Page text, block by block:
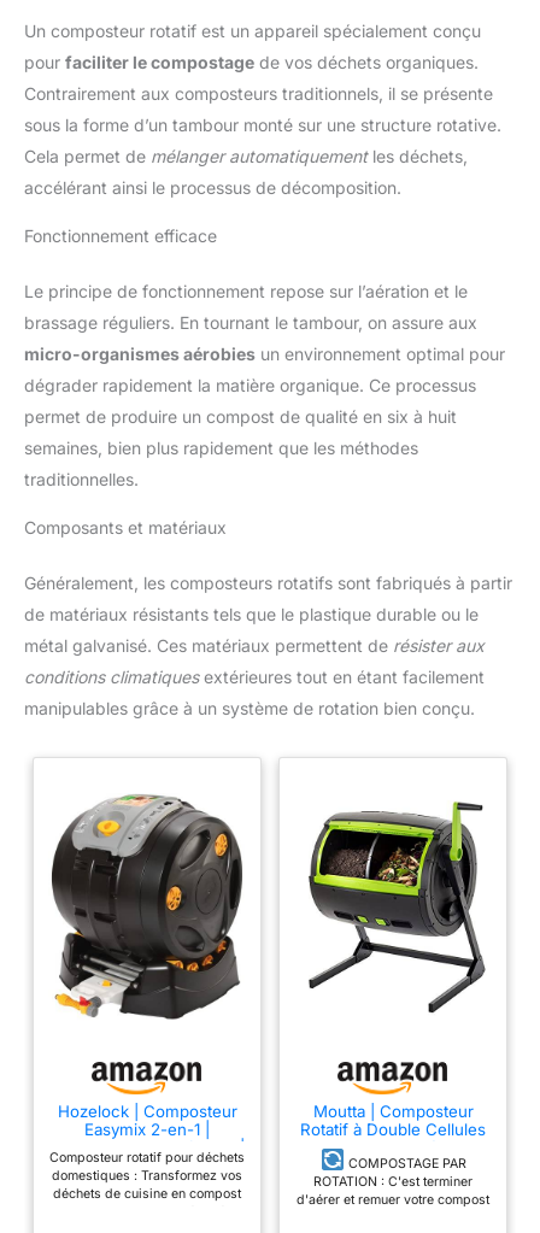
Un composteur rotatif est un appareil spécialement conçu
pour faciliter le compostage de vos déchets organiques.
Contrairement aux composteurs traditionnels, il se présente
sous la forme d’un tambour monté sur une structure rotative.
Cela permet de mélanger automatiquementles déchets,
accélérant ainsi le processus de décomposition.
Fonctionnement efficace
Le principe de fonctionnement repose sur l’aération et le
brassage réguliers. En tournant le tambour, on assure aux
micro-organismes aérobies un environnement optimal pour
dégrader rapidement la matière organique. Ce processus
permet de produire un compost de qualité en six à huit
semaines, bien plus rapidement que les méthodes
traditionnelles.
Composants et matériaux
Généralement, les composteurs rotatifs sont fabriqués à partir
de matériaux résistants tels que le plastique durable ou le
métal galvanisé. Ces matériaux permettent de résister aux
conditions climatiquesextérieures tout en étant facilement
manipulables grâce à un système de rotation bien conçu.
Hozelock | Composteur
Easymix 2-en-1 |
Composteur rotatif 100 L |
Mélange 3× plus vite
qu’un composteur
classique (8 semaines) |
Composteur rotatif pour déchets
domestiques : Transformez vos
déchets de cuisine en compost
Moutta | Composteur
Rotatif à Double Cellules
Grande capacité 245
litres ● Simplifie &
Accélère Le compostage
● Anti-rongeurs
COMPOSTAGE PAR
ROTATION : C'est terminer
d'aérer et remuer votre compost